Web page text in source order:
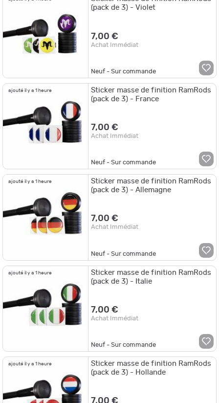
(pack de 3) - Violet
7,00 €
Achat Immédiat
Neuf - Sur commande
ajouté il y a 1 heure
Sticker masse de finition RamRods
(pack de 3) - France
7,00 €
Achat Immédiat
Neuf - Sur commande
ajouté il y a 1 heure
Sticker masse de finition RamRods
(pack de 3) - Allemagne
7,00 €
Achat Immédiat
Neuf - Sur commande
ajouté il y a 1 heure
Sticker masse de finition RamRods
(pack de 3) - Italie
7,00 €
Achat Immédiat
Neuf - Sur commande
ajouté il y a 1 heure
Sticker masse de finition RamRods
(pack de 3) - Hollande
7,00 €